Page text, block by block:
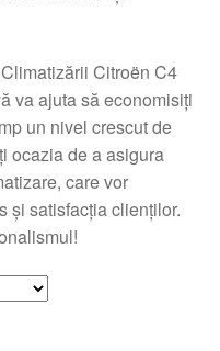
Citroën C4
va ajuta să economisiți
un nivel crescut de
ocazia de a asigura
care vor
și satisfacția clienților.